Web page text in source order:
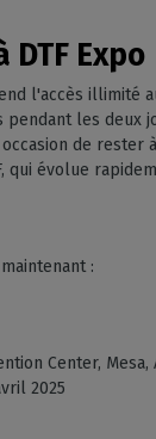
Expo
l'accès illimité
pendant les deux
de rester
qui évolue
:
Center, Mesa,
2025